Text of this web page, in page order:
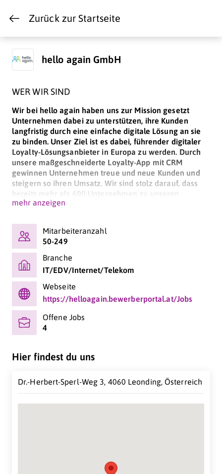
Zurück zur Startseite
hello again GmbH
WER WIR SIND
Wir bei hello again haben uns zur Mission gesetzt
Unternehmen dabei zu unterstützen, ihre Kunden
langfristig durch eine einfache digitale Lösung an sie
zu binden. Unser Ziel ist es dabei, führender digitaler
Loyalty-Lösungsanbieter in Europa zu werden. Durch
unsere maßgeschneiderte Loyalty-App mit CRM
gewinnen Unternehmen treue und neue Kunden und
steigern so ihren Umsatz. Wir sind stolz darauf, dass
bereits mehr als 600 Unternehmen zu unseren
zufriedenen Kunden zählen - und es werden täglich
WAS WIR MACHEN
Wir sind der Überzeugung, dass der digitale Wandel
Unternehmen neue Möglichkeiten zum Aufbau einer
starken Kundenbindung bietet. Wir unterstützen
Unternehmen durch den intelligenten Einsatz digitaler
Technologien dabei, ihr individuelles
Kundenbindungsprogramm zu gestalten und eine
persönliche Kommunikation mit ihren Kunden
aktivieren loyale Kunden zu Markenbotschaftern.
mehr anzeigen
Mitarbeiteranzahl
50-249
Branche
IT/EDV/Internet/Telekom
Webseite
https://helloagain.bewerberportal.at/Jobs
Offene Jobs
4
Hier findest du uns
Dr.-Herbert-Sperl-Weg 3, 4060 Leonding, Österreich